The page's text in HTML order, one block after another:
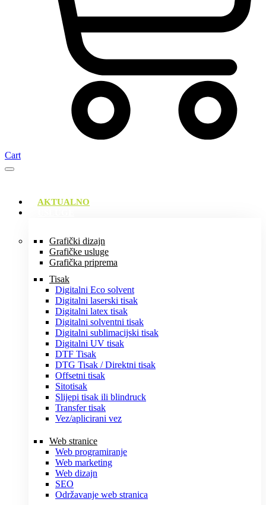
Cart
AKTUALNO
Grafički dizajn
Grafičke usluge
Grafička priprema
Tisak
Digitalni Eco solvent
Digitalni laserski tisak
Digitalni latex tisak
Digitalni solventni tisak
Digitalni sublimacijski tisak
Digitalni UV tisak
DTF Tisak
DTG Tisak / Direktni tisak
Offsetni tisak
Sitotisak
Slijepi tisak ili blindruck
Transfer tisak
Vez/aplicirani vez
Web stranice
Web programiranje
Web marketing
Web dizajn
SEO
Održavanje web stranica